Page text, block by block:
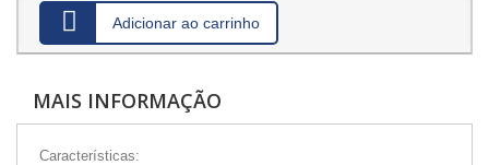
Adicionar ao carrinho
MAIS INFORMAÇÃO
Características: